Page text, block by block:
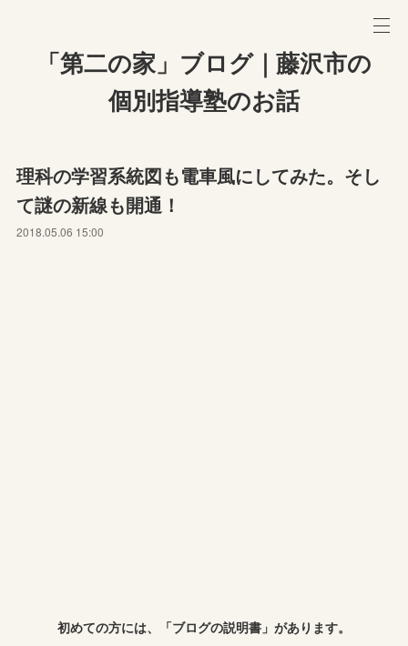
「第二の家」ブログ｜藤沢市の
個別指導塾のお話
理科の学習系統図も電車風にしてみた。そし
て謎の新線も開通！
2018.05.06 15:00
初めての方には、「ブログの説明書」があります。